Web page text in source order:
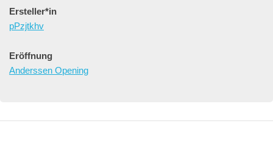
Ersteller*in
pPzjtkhv
Eröffnung
Anderssen Opening